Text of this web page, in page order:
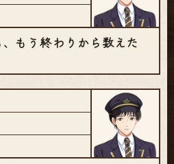
もう終わりから数えた